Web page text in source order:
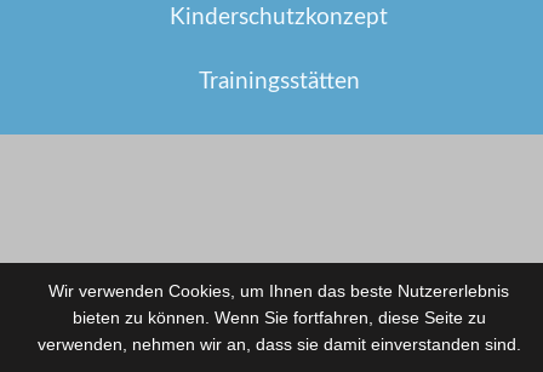
Kinderschutzkonzept
Trainingsstätten
Wir verwenden Cookies, um Ihnen das beste Nutzererlebnis
bieten zu können. Wenn Sie fortfahren, diese Seite zu
verwenden, nehmen wir an, dass sie damit einverstanden sind.